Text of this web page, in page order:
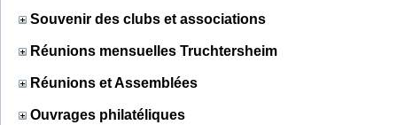
Souvenir des clubs et associations
Réunions mensuelles Truchtersheim
Réunions et Assemblées
Ouvrages philatéliques